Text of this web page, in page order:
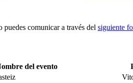
comunicar a través del siguiente
del evento